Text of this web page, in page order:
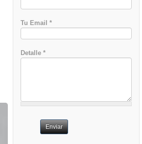
Tu Email*
Detalle*
Enviar